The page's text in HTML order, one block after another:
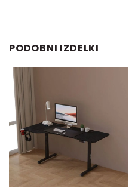
PODOBNI IZDELKI